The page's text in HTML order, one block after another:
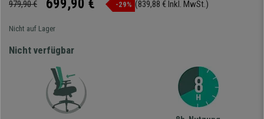
979,90 € 699,90 € -29% (839,88 € Inkl. MwSt.)
Nicht auf Lager
Nicht verfügbar